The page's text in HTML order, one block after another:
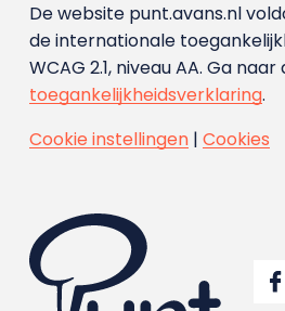
De website punt.avans.nl
de internationale
WCAG 2.1, niveau AA. Ga naar
toegankelijkheidsverklaring.
Cookie instellingen| Cookies